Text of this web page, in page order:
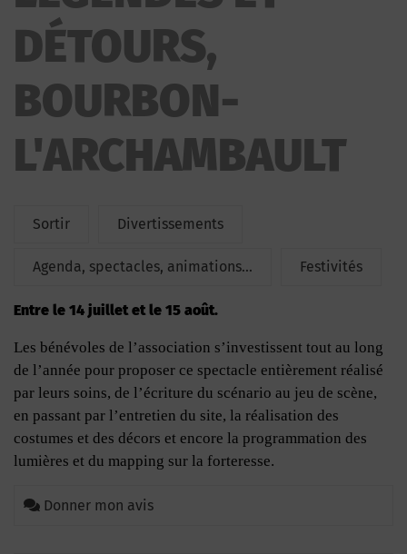
DÉTOURS,
BOURBON-
L'ARCHAMBAULT
Sortir Divertissements
Agenda, spectacles, animations... Festivités
Entre le 14 juillet et le 15 août.
Les bénévoles de l’association s’investissent tout au long
de l’année pour proposer ce spectacle entièrement réalisé
par leurs soins, de l’écriture du scénario au jeu de scène,
en passant par l’entretien du site, la réalisation des
costumes et des décors et encore la programmation des
lumières et du mapping sur la forteresse.
Donner mon avis